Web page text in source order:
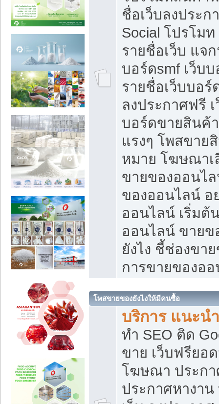
ชื่อเว็บลงประ
Social โปรโม
รายชื่อเว็บ แจ
บอร์ดsmf เว็บ
รายชื่อเว็บบอ
ลงประกาศฟรี
บอร์ดขายสินค้
แรงๆ โพสขาย
หมาย โฆษณาเ
ขายของออนไ
ของออนไลน์ อ
ออนไลน์ เริ่มต้
ออนไลน์ ขายข
ยังไง ชี้ช่องขา
การขายของอ
โพสขายของยังไงให้มีคนซื้อ
บริการ แนะน
ทำ SEO ติด
ขาย เว็บฟรียอ
โฆษณา ประกา
ประกาศหางา